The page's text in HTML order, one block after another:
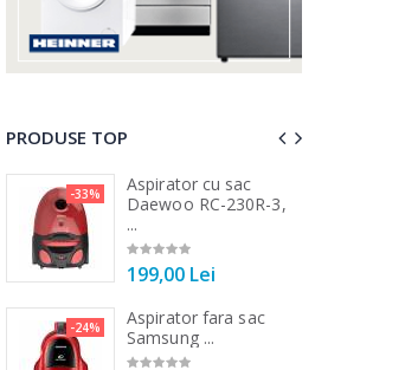
PRODUSE TOP
-33%
Aspirator cu sac
Daewoo RC-230R-3,
...
199,00 Lei
-24%
Aspirator fara sac
Samsung ...